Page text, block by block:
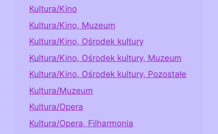
Kultura/Kino
Kultura/Kino, Muzeum
Kultura/Kino, Ośrodek kultury
Kultura/Kino, Ośrodek kultury, Muzeum
Kultura/Kino, Ośrodek kultury, Pozostałe
Kultura/Muzeum
Kultura/Opera
Kultura/Opera, Filharmonia